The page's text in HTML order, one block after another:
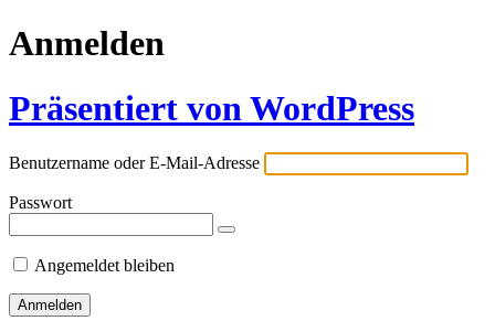
Anmelden
Präsentiert von WordPress
Benutzername oder E-Mail-Adresse
Passwort
Angemeldet bleiben